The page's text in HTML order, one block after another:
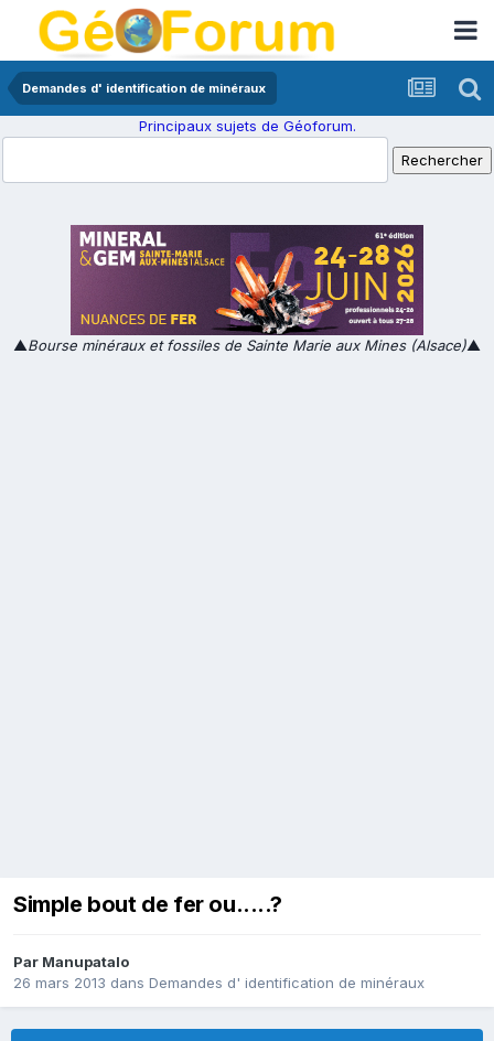
Demandes d' identification de minéraux
Principaux sujets de Géoforum.
▲Bourse minéraux et fossiles de Sainte Marie aux Mines (Alsace)▲
Simple bout de fer ou.....?
Par Manupatalo
26 mars 2013 dans Demandes d' identification de minéraux